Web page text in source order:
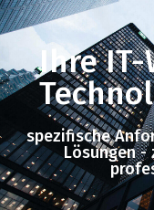
Ihre
spezifische
Lösungen -